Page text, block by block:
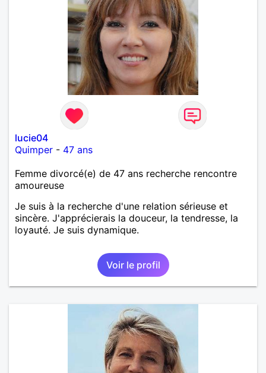
lucie04
Quimper - 47 ans
Femme divorcé(e) de 47 ans recherche rencontre
amoureuse
Je suis à la recherche d'une relation sérieuse et
sincère. J'apprécierais la douceur, la tendresse, la
loyauté. Je suis dynamique.
Voir le profil